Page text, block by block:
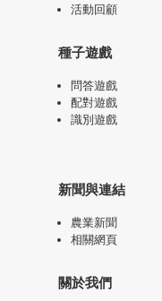
活動回顧
種子遊戲
問答遊戲
配對遊戲
識別遊戲
新聞與連結
農業新聞
相關網頁
關於我們